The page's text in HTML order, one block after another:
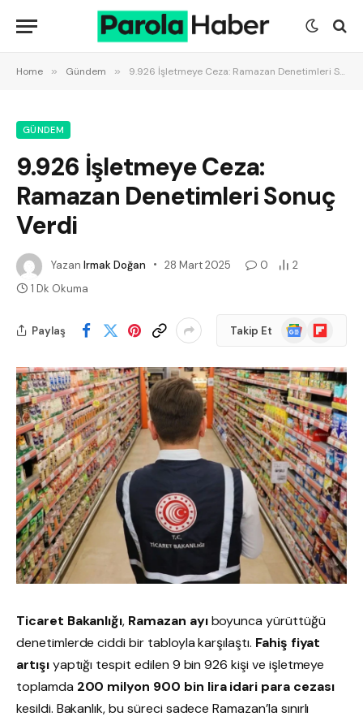
Home » Gündem » 9.926 İşletmeye Ceza: Ramazan Denetimleri Sonuç Verdi
GÜNDEM
9.926 İşletmeye Ceza:
Ramazan Denetimleri Sonuç
Verdi
Yazan Irmak Doğan 28 Mart 2025 0
2
1 Dk Okuma
Paylaş Takip Et
Google
News
Flipboard
Ticaret Bakanlığı, Ramazan ayıboyunca yürüttüğü
denetimlerde ciddi bir tabloyla karşılaştı. Fahiş fiyat
artışıyaptığı tespit edilen 9 bin 926 kişi ve işletmeye
toplamda 200 milyon 900 bin lira idari para cezası
kesildi. Bakanlık, bu süreci sadece Ramazan’la sınırlı